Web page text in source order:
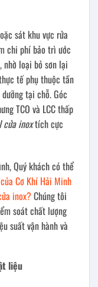
sát khu vực rửa
chi phí bảo trì ước
loại bỏ sơn lại
tế phụ thuộc tần
tại chỗ. Góc
TCO và LCC thấp
cửa inoxtích cực
Quý khách có thể
Cơ Khí Hải Minh
inox? Chúng tôi
soát chất lượng
suất vận hành và
liệu